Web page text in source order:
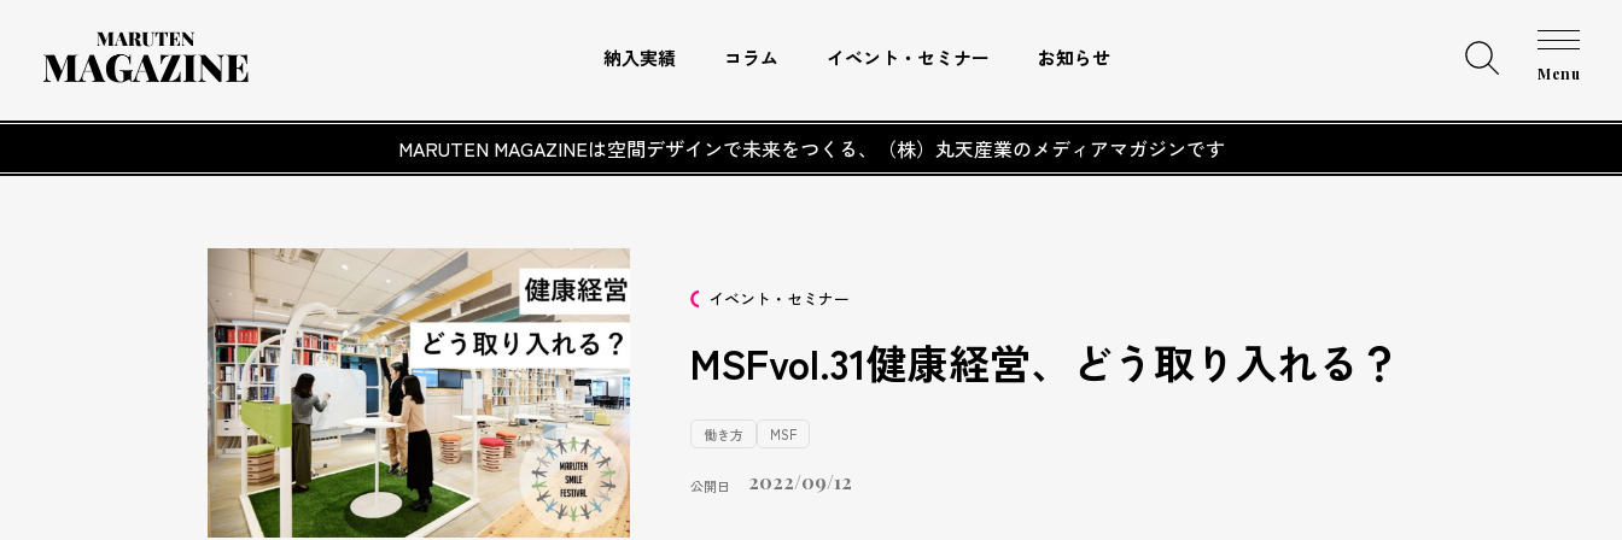
納入実績 コラム イベント・セミナー お知らせ
Menu
MARUTEN MAGAZINEは空間デザインで未来をつくる、 （株）丸天産業のメディアマガジンです
イベント・セミナー
MSFvol.31健康経営、どう取り入れる？
働き方 MSF
公開日 2022/09/12